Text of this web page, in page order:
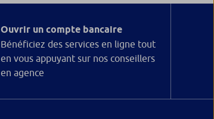
Ouvrir un compte bancaire
Bénéficiez des services en ligne tout
en vous appuyant sur nos conseillers
en agence